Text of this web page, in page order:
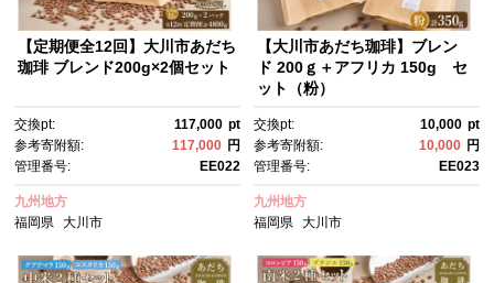
【定期便全12回】大川市あだち
珈琲 ブレンド200g×2個セット
交換pt: 117,000 pt
参考寄附額:
117,000 円
管理番号:
EE022
九州地方
福岡県
大川市
【大川市あだち珈琲】ブレン
ド 200ｇ＋アフリカ 150g セ
ット（粉）
交換pt: 10,000 pt
参考寄附額:
10,000 円
管理番号:
EE023
九州地方
福岡県 大川市